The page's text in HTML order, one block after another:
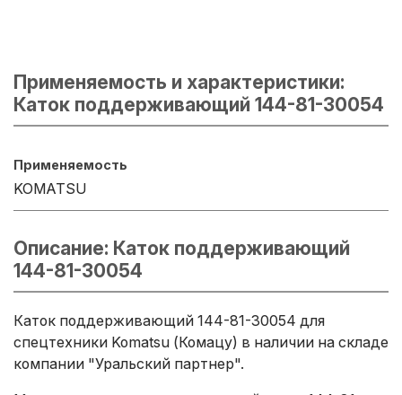
Применяемость и характеристики:
Каток поддерживающий 144-81-30054
Применяемость
KOMATSU
Описание: Каток поддерживающий
144-81-30054
Каток поддерживающий 144-81-30054 для
спецтехники Komatsu (Комацу) в наличии на складе
компании "Уральский партнер".